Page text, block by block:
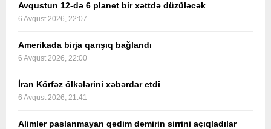
Avqustun 12-də 6 planet bir xəttdə düzüləcək
6 Avqust 2026, 22:07
Amerikada birja qarışıq bağlandı
6 Avqust 2026, 22:00
İran Körfəz ölkələrini xəbərdar etdi
6 Avqust 2026, 21:41
Alimlər paslanmayan qədim dəmirin sirrini açıqladılar